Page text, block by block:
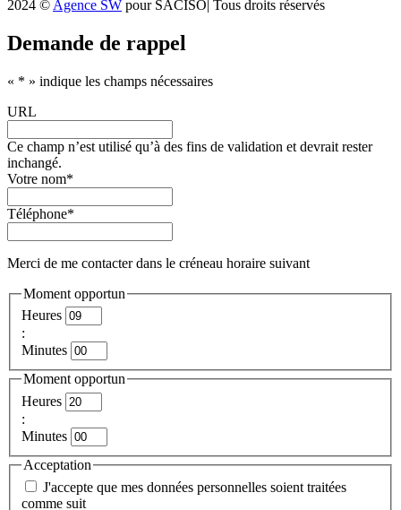
2024 © Agence SW pour SACISO| Tous droits réservés
Demande de rappel
« * » indique les champs nécessaires
URL
Ce champ n’est utilisé qu’à des fins de validation et devrait rester
inchangé.
Votre nom*
Téléphone*
Merci de me contacter dans le créneau horaire suivant
Moment opportun
Heures
:
Minutes
Moment opportun
Heures
:
Minutes
Acceptation
J'accepte que mes données personnelles soient traitées
comme suit